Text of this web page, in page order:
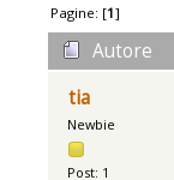
Pagine: [1]
Autore
tia
Newbie
Post: 1